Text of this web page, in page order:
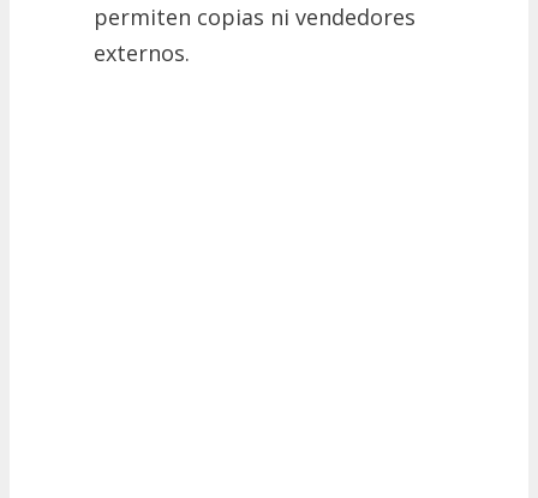
permiten copias ni vendedores
externos.